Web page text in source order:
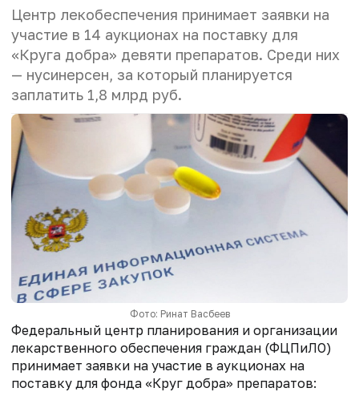
Центр лекобеспечения принимает заявки на
участие в 14 аукционах на поставку для
«Круга добра» девяти препаратов. Среди них
— нусинерсен, за который планируется
заплатить 1,8 млрд руб.
Фото: Ринат Васбеев
Федеральный центр планирования и организации
лекарственного обеспечения граждан (ФЦПиЛО)
принимает заявки на участие в аукционах на
поставку для фонда «Круг добра» препаратов: